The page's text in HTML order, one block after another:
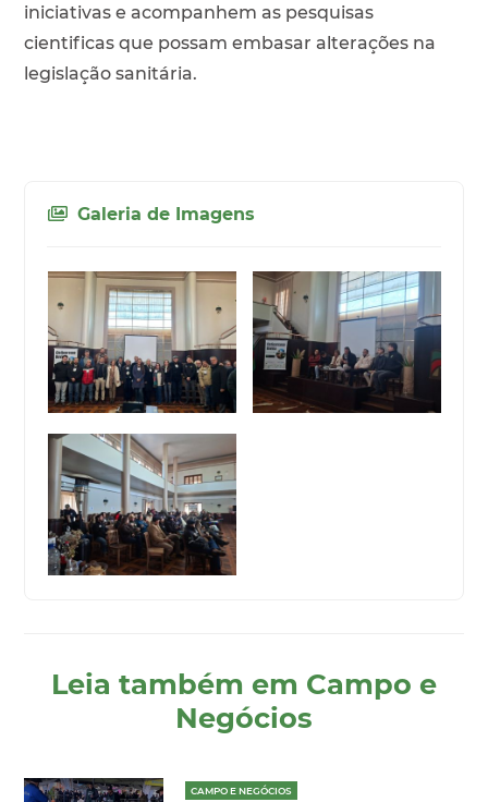
iniciativas e acompanhem as pesquisas
cientificas que possam embasar alterações na
legislação sanitária.
Galeria de Imagens
Leia também em Campo e
Negócios
CAMPO E NEGÓCIOS